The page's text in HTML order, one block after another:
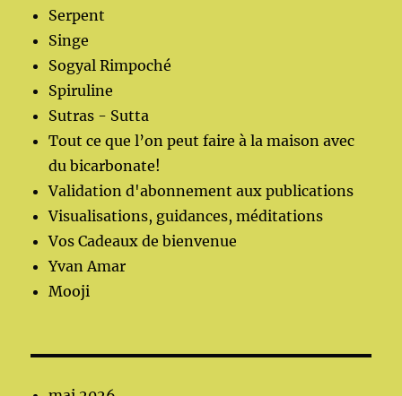
Serpent
Singe
Sogyal Rimpoché
Spiruline
Sutras - Sutta
Tout ce que l’on peut faire à la maison avec
du bicarbonate!
Validation d'abonnement aux publications
Visualisations, guidances, méditations
Vos Cadeaux de bienvenue
Yvan Amar
Mooji